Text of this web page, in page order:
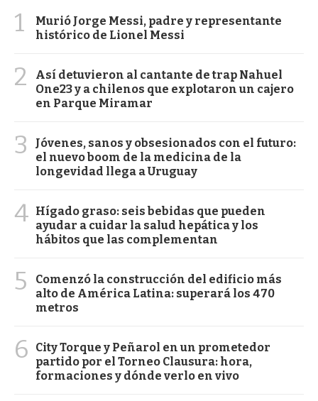
1
Murió Jorge Messi, padre y representante
histórico de Lionel Messi
2
Así detuvieron al cantante de trap Nahuel
One23 y a chilenos que explotaron un cajero
en Parque Miramar
3
Jóvenes, sanos y obsesionados con el futuro:
el nuevo boom de la medicina de la
longevidad llega a Uruguay
4 Hígado graso: seis bebidas que pueden
ayudar a cuidar la salud hepática y los
hábitos que las complementan
5
Comenzó la construcción del edificio más
alto de América Latina: superará los 470
metros
6
City Torque y Peñarol en un prometedor
partido por el Torneo Clausura: hora,
formaciones y dónde verlo en vivo